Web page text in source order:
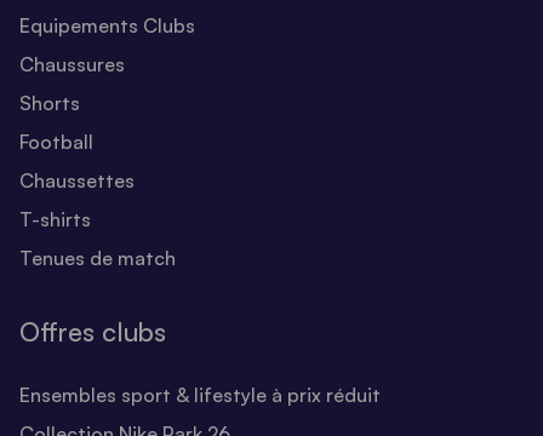
Equipements Clubs
Chaussures
Shorts
Football
Chaussettes
T-shirts
Tenues de match
Offres clubs
Ensembles sport & lifestyle à prix réduit